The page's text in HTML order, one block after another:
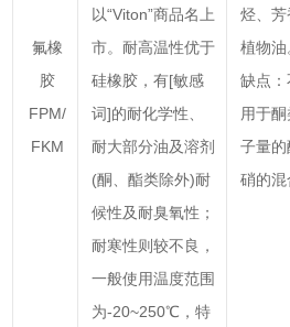
氟橡
胶
FPM/
FKM
以“Viton”商品名上
市。耐高温性优于
硅橡胶，有[敏感
词]的耐化学性、
耐大部分油及溶剂
(酮、酯类除外)耐
候性及耐臭氧性；
耐寒性则较不良，
一般使用温度范围
为-20~250℃，特
烃、芳
植物油
缺点：
用于
子量的
硝的混